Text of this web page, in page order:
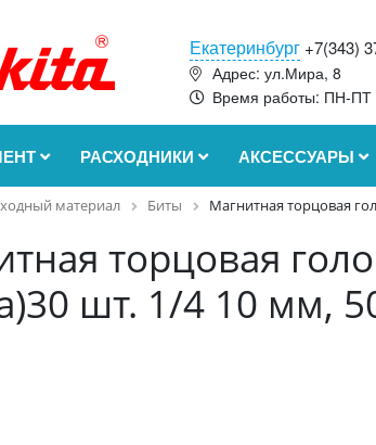
Екатеринбург +7(343)
Адрес: ул.Мира, 8
Время работы: ПН-
РАСХОДНИКИ АКСЕССУАРЫ
материал Биты Магнитная торцовая
торцовая
шт. 1/4 10 мм,